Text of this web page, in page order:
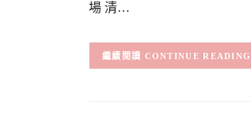
場 清…
CONTINUE READING